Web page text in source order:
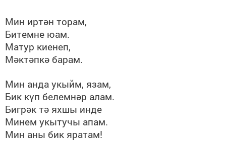
Мин иртән торам,
Битемне юам.
Матур киенеп,
Мәктәпкә барам.
Мин анда укыйм, язам,
Бик күп белемнәр алам.
Бигрәк тә яхшы инде
Минем укытучы апам.
Мин аны бик яратам!